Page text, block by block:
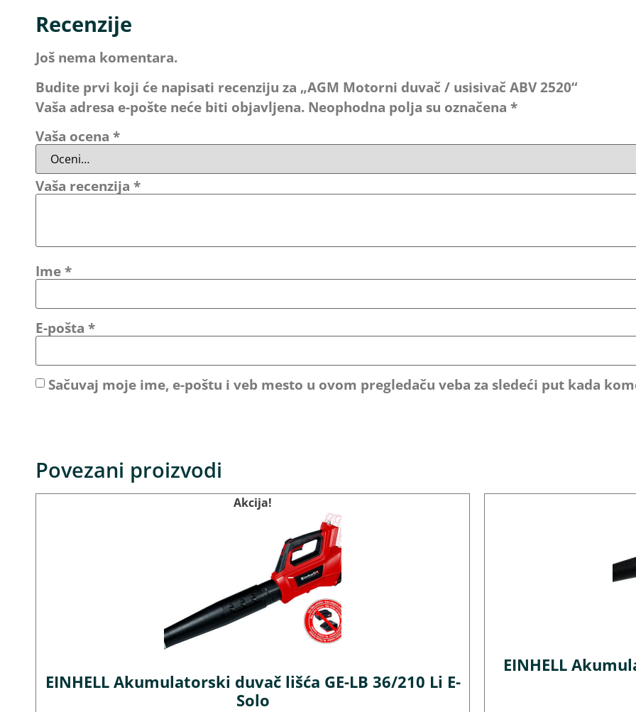
Recenzije
Još nema komentara.
Budite prvi koji će napisati recenziju za „AGM Motorni duvač / usisivač ABV 2520“
Vaša adresa e-pošte neće biti objavljena. Neophodna polja su označena *
Vaša ocena *
Vaša recenzija *
Ime*
E-pošta *
Sačuvaj moje ime, e-poštu i veb mesto u ovom pregledaču veba za sledeći put kada
Povezani proizvodi
Akcija!
EINHELL Akumulatorski duvač lišća GE-LB 36/210 Li E-
Solo
EINHELL